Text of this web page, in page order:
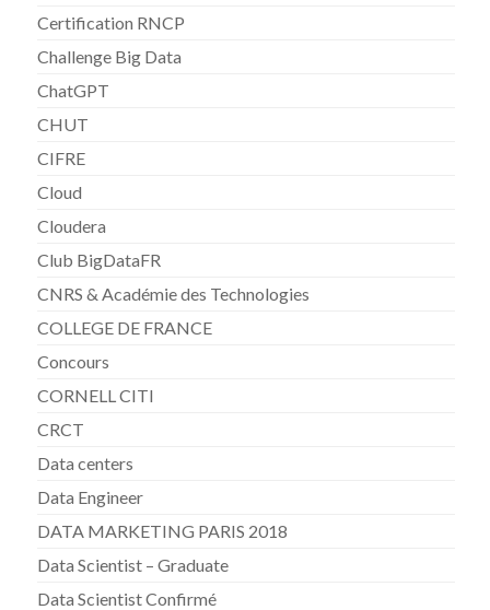
Certification RNCP
Challenge Big Data
ChatGPT
CHUT
CIFRE
Cloud
Cloudera
Club BigDataFR
CNRS & Académie des Technologies
COLLEGE DE FRANCE
Concours
CORNELL CITI
CRCT
Data centers
Data Engineer
DATA MARKETING PARIS 2018
Data Scientist – Graduate
Data Scientist Confirmé